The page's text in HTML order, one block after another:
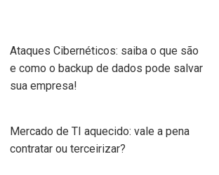
Ataques Cibernéticos: saiba o que são
e como o backup de dados pode salvar
sua empresa!
Mercado de TI aquecido: vale a pena
contratar ou terceirizar?